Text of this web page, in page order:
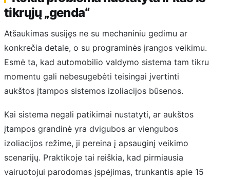
tikrųjų „genda“
Atšaukimas susijęs ne su mechaniniu gedimu ar
konkrečia detale, o su programinės įrangos veikimu.
Esmė ta, kad automobilio valdymo sistema tam tikru
momentu gali nebesugebėti teisingai įvertinti
aukštos įtampos sistemos izoliacijos būsenos.
Kai sistema negali patikimai nustatyti, ar aukštos
įtampos grandinė yra dvigubos ar viengubos
izoliacijos režime, ji pereina į apsauginį veikimo
scenarijų. Praktikoje tai reiškia, kad pirmiausia
vairuotojui parodomas įspėjimas, trunkantis apie 15